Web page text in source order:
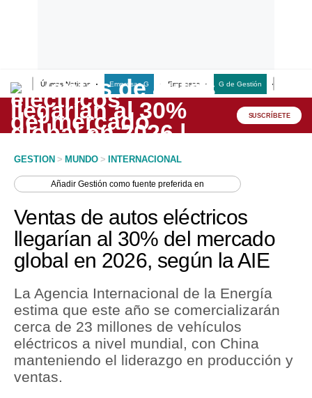
Últimas Noticias Empresas G Empresas G de Gestión
Lo último
Peru Quiosco
Economía
Mercados
Política
Tu Dinero
Finanzas Personales
SUSCRÍBETE
GESTION > MUNDO > INTERNACIONAL
AñadirGestión como fuente preferida en
Ventas de autos eléctricos
llegarían al 30% del mercado
global en 2026, según la AIE
La Agencia Internacional de la Energía
estima que este año se comercializarán
cerca de 23 millones de vehículos
eléctricos a nivel mundial, con China
manteniendo el liderazgo en producción y
ventas.